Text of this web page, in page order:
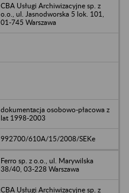
CBA Usługi Archiwizacyjne sp. z
o.o., ul. Jasnodworska 5 lok. 101,
01-745 Warszawa
dokumentacja osobowo-płacowa z
lat 1998-2003
992700/610A/15/2008/SEKe
Ferro sp. z o.o., ul. Marywilska
38/40, 03-228 Warszawa
CBA Usługi Archiwizacyjne sp. z